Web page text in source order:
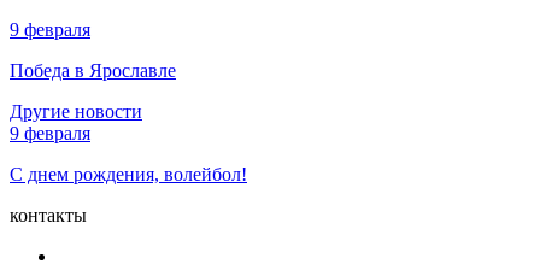
9 февраля
Победа в Ярославле
Другие новости
9 февраля
С днем рождения, волейбол!
контакты